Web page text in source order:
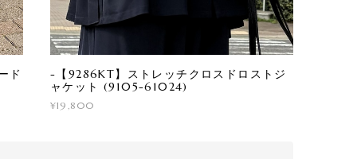
ド
-【9286KT】ストレッチクロスドロストジ
ャケット (9105-61024)
¥19,800